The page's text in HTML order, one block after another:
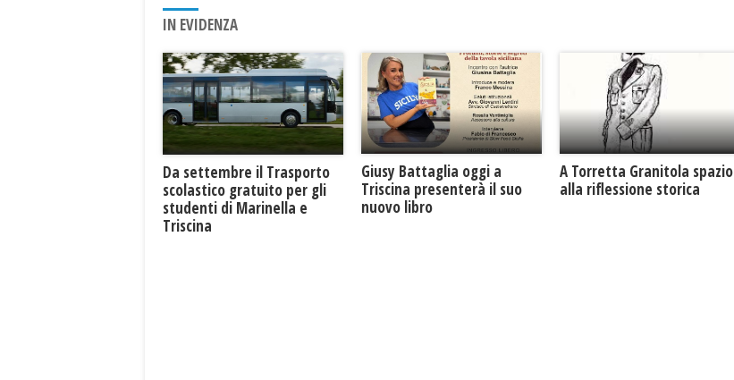
IN EVIDENZA
Da settembre il Trasporto
scolastico gratuito per gli
studenti di Marinella e
Triscina
Giusy Battaglia oggi a
Triscina presenterà il suo
nuovo libro
​A Torretta Granitola spazio
alla riflessione storica